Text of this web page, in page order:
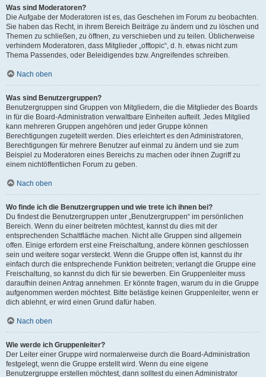
Was sind Moderatoren?
Die Aufgabe der Moderatoren ist es, das Geschehen im Forum zu beobachten.
Sie haben das Recht, in ihrem Bereich Beiträge zu ändern und zu löschen und
Themen zu schließen, zu öffnen, zu verschieben und zu teilen. Üblicherweise
verhindern Moderatoren, dass Mitglieder „offtopic“, d. h. etwas nicht zum
Thema Passendes, oder Beleidigendes bzw. Angreifendes schreiben.
Nach oben
Was sind Benutzergruppen?
Benutzergruppen sind Gruppen von Mitgliedern, die die Mitglieder des Boards
in für die Board-Administration verwaltbare Einheiten aufteilt. Jedes Mitglied
kann mehreren Gruppen angehören und jeder Gruppe können
Berechtigungen zugeteilt werden. Dies erleichtert es den Administratoren,
Berechtigungen für mehrere Benutzer auf einmal zu ändern und sie zum
Beispiel zu Moderatoren eines Bereichs zu machen oder ihnen Zugriff zu
einem nichtöffentlichen Forum zu geben.
Nach oben
Wo finde ich die Benutzergruppen und wie trete ich ihnen bei?
Du findest die Benutzergruppen unter „Benutzergruppen“ im persönlichen
Bereich. Wenn du einer beitreten möchtest, kannst du dies mit der
entsprechenden Schaltfläche machen. Nicht alle Gruppen sind allgemein
offen. Einige erfordern erst eine Freischaltung, andere können geschlossen
sein und weitere sogar versteckt. Wenn die Gruppe offen ist, kannst du ihr
einfach durch die entsprechende Funktion beitreten; verlangt die Gruppe eine
Freischaltung, so kannst du dich für sie bewerben. Ein Gruppenleiter muss
daraufhin deinen Antrag annehmen. Er könnte fragen, warum du in die Gruppe
aufgenommen werden möchtest. Bitte belästige keinen Gruppenleiter, wenn er
dich ablehnt, er wird einen Grund dafür haben.
Nach oben
Wie werde ich Gruppenleiter?
Der Leiter einer Gruppe wird normalerweise durch die Board-Administration
festgelegt, wenn die Gruppe erstellt wird. Wenn du eine eigene
Benutzergruppe erstellen möchtest, dann solltest du einen Administrator